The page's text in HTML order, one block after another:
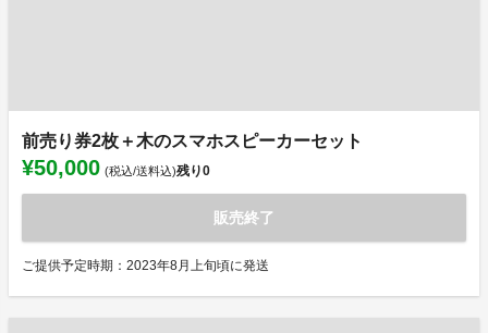
前売り券2枚＋木のスマホスピーカーセット
¥50,000 (税込/送料込)残り0
販売終了
ご提供予定時期：2023年8月上旬頃に発送